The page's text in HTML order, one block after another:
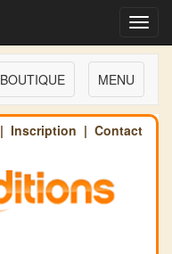
MENU
BOUTIQUE
| Inscription | Contact